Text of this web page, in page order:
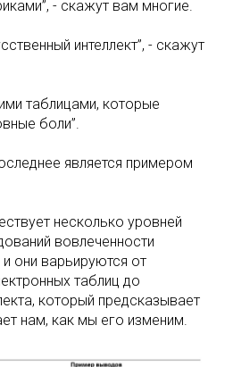
- скажут вам многие.
интеллект”, - скажут
таблицами, которые
боли”.
является примером
несколько уровней
вовлеченности
они варьируются от
таблиц до
который предсказывает
нам, как мы его изменим.